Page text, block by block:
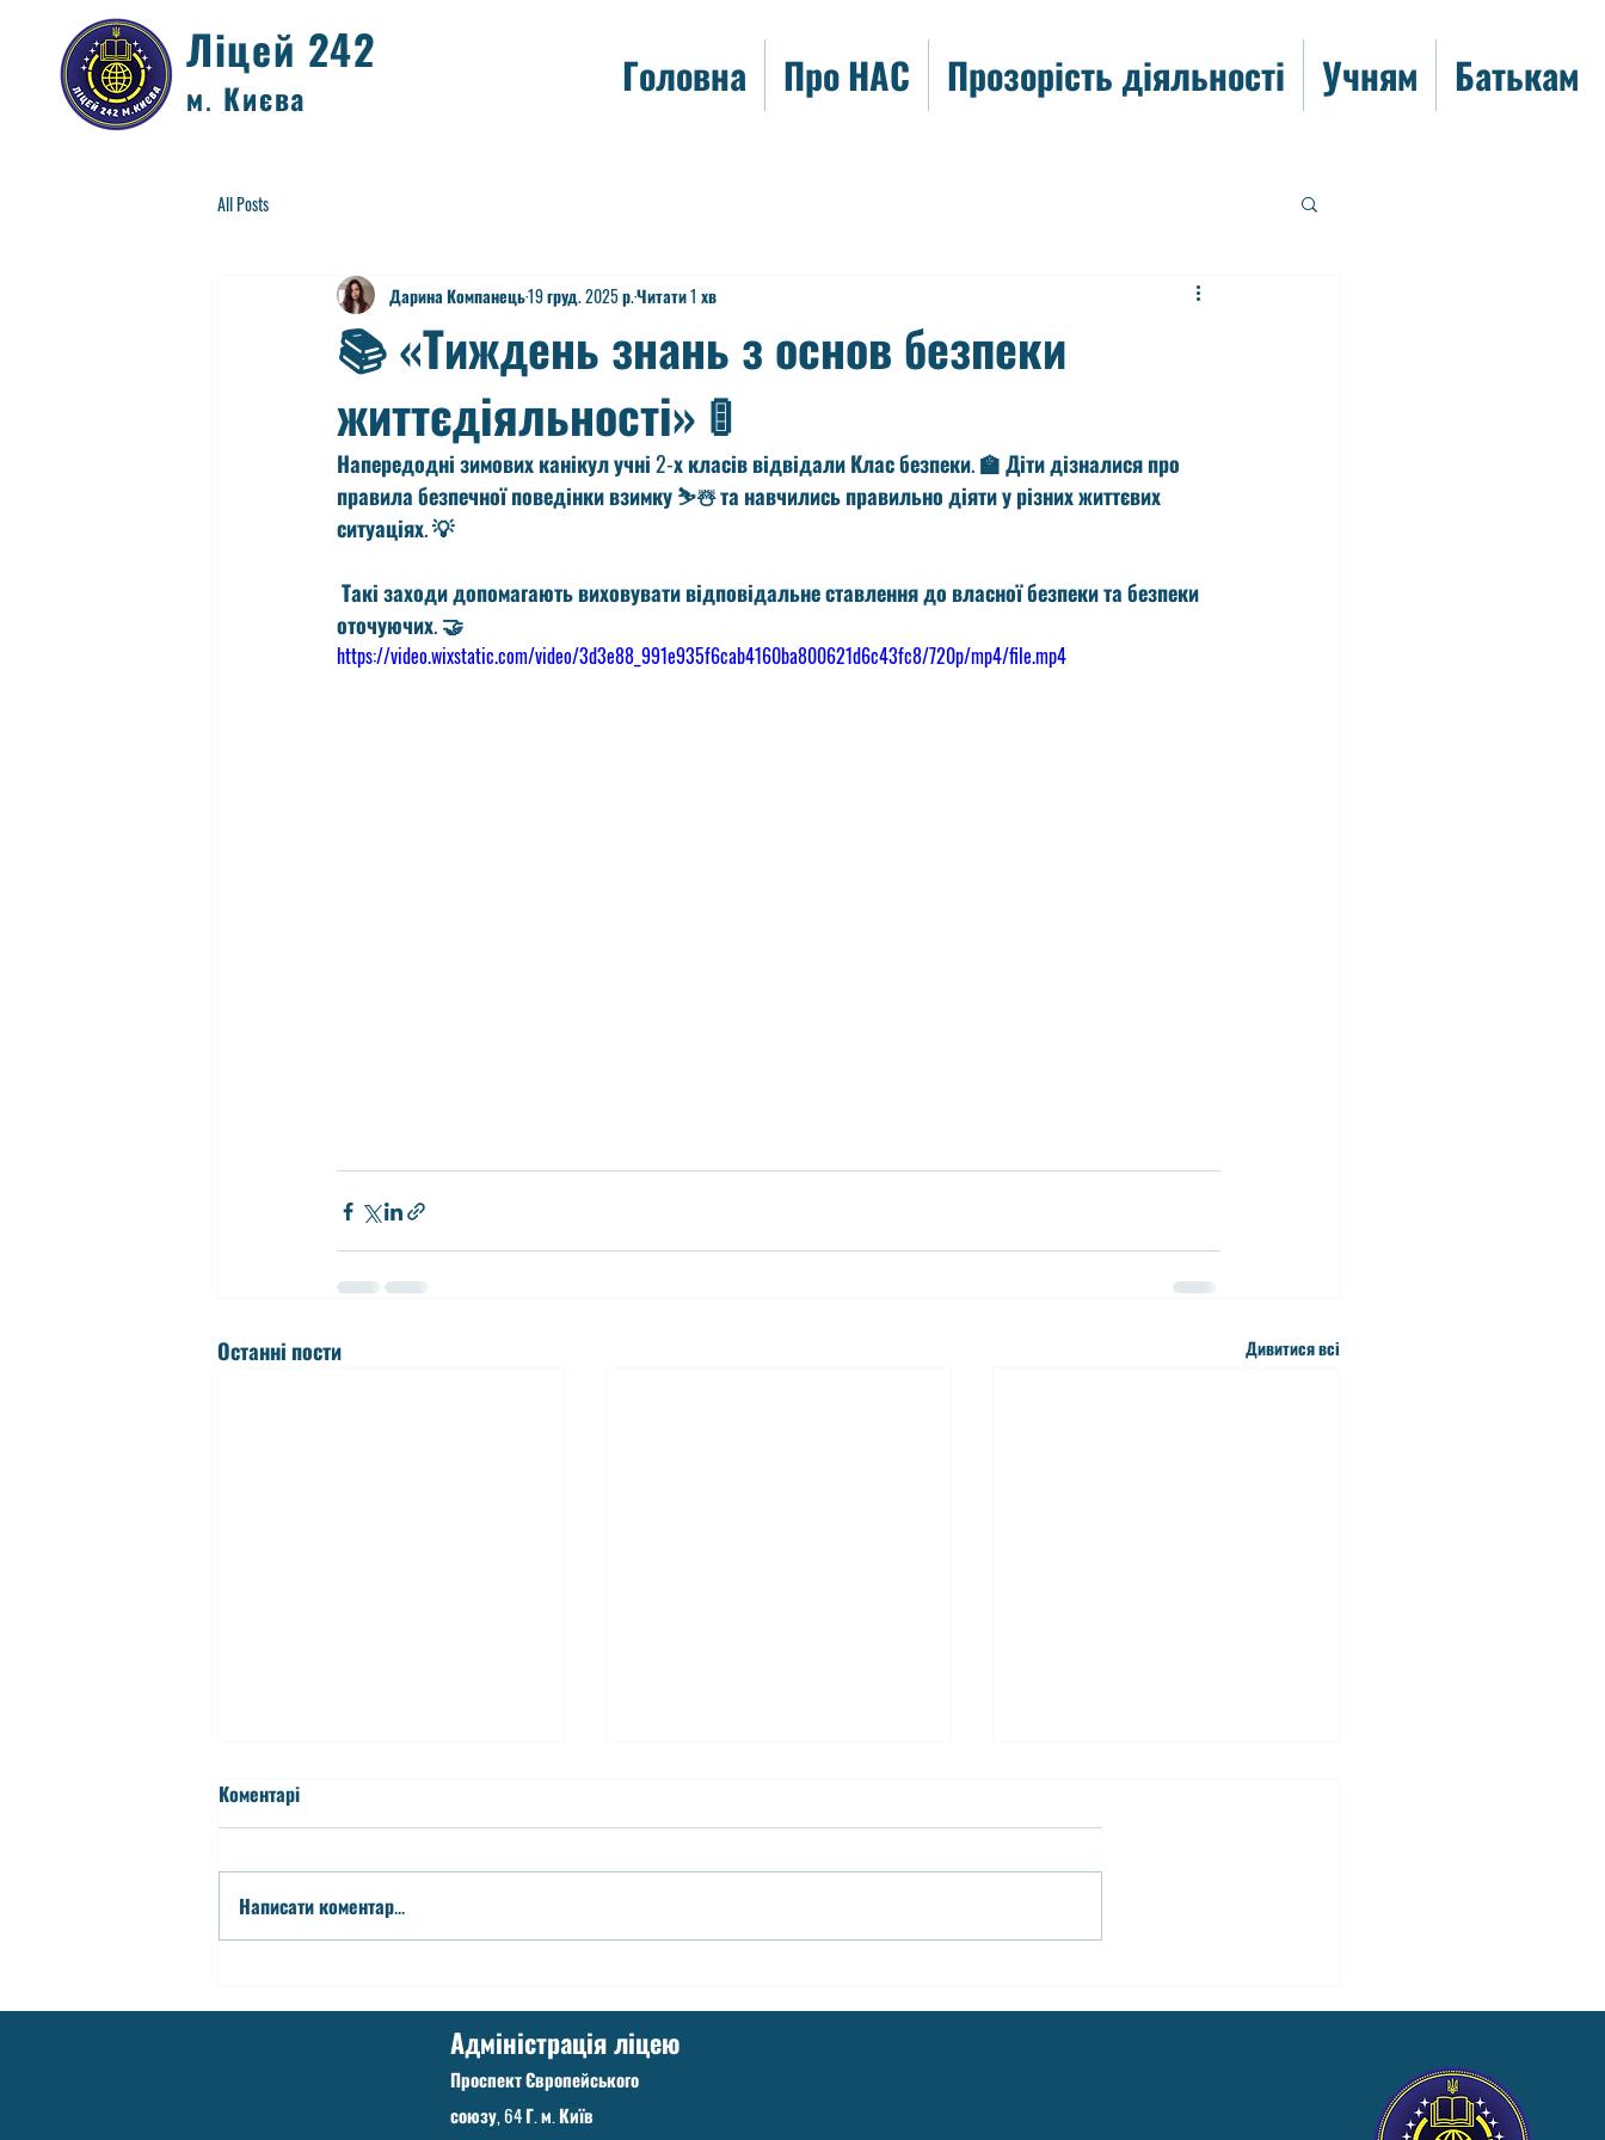
Ліцей 242
м. Києва Головна Про НАС Прозорість діяльності Учням Батькам
All Posts
📚 «Тиждень знань з основ безпеки
життєдіяльності» 🚦
Дарина Компанець19 груд. 2025 р.Читати 1 хв
Напередодні зимових канікул учні 2-х класів відвідали Клас безпеки. 🏫 Діти дізналися про
правила безпечної поведінки взимку ⛷️☃️ та навчились правильно діяти у різних життєвих
ситуаціях. 💡
оточуючих. 🤝
https://video.wixstatic.com/video/3d3e88_991e935f6cab4160ba800621d6c43fc8/720p/mp4/file.mp4
Останні пости Дивитися всі
2026-2027 н.р.
Допомога постраждалим
Коментарі
Написати коментар...
Адміністрація ліцею
Проспект Європейського
союзу, 64 Г. м. Київ